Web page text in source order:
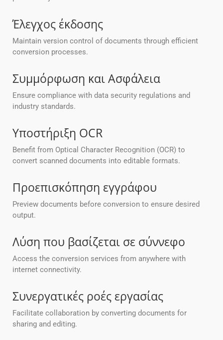
Έλεγχος έκδοσης
Maintain version control of documents through efficient
conversion processes.
Συμμόρφωση και Ασφάλεια
Ensure compliance with data security regulations and
industry standards.
Υποστήριξη OCR
Benefit from Optical Character Recognition (OCR) to
convert scanned documents into editable formats.
Προεπισκόπηση εγγράφου
Preview documents before conversion to ensure desired
output.
Λύση που βασίζεται σε σύννεφο
Access the conversion services from anywhere with
internet connectivity.
Συνεργατικές ροές εργασίας
Facilitate collaboration by converting documents for
sharing and editing.